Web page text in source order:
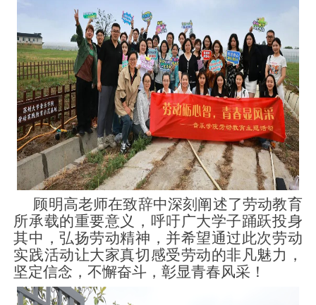
顾明高老师在致辞中深刻阐述了劳动教育
所承载的重要意义，呼吁广大学子踊跃投身
其中，弘扬劳动精神，并希望通过此次劳动
实践活动让大家真切感受劳动的非凡魅力，
坚定信念，不懈奋斗，彰显青春风采！